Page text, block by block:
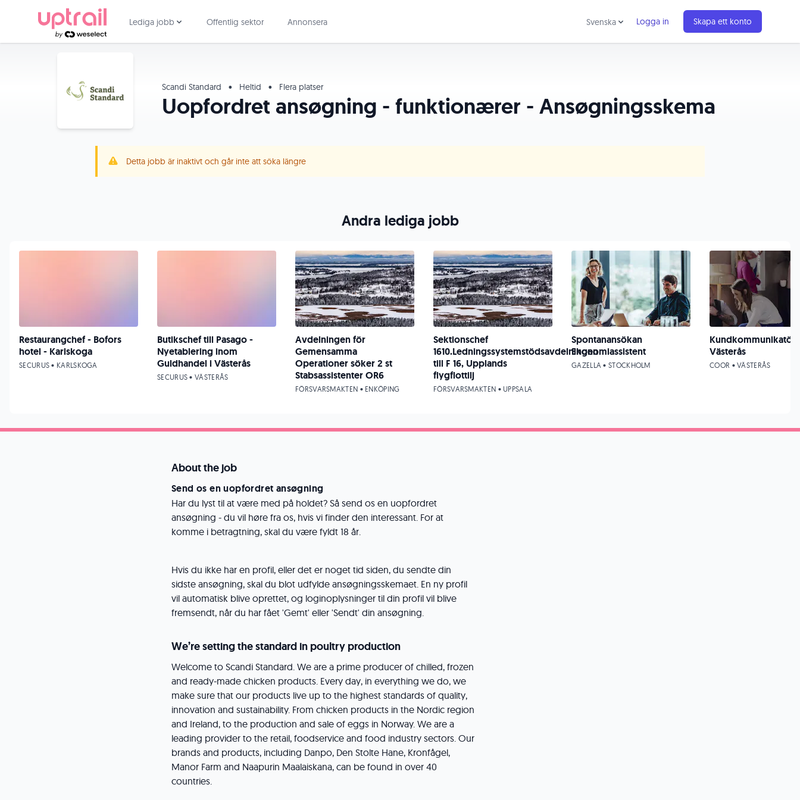
Lediga jobb Offentlig sektor Annonsera Svenska Logga in Skapa ett konto
Scandi Standard • Heltid • Flera platser
Uopfordret ansøgning - funktionærer - Ansøgningsskema
Detta jobb är inaktivt och går inte att söka längre
About the job
Send os en uopfordret ansøgning
Har du lyst til at være med på holdet? Så send os en uopfordret
ansøgning - du vil høre fra os, hvis vi finder den interessant. For at
komme i betragtning, skal du være fyldt 18 år.
Hvis du ikke har en profil, eller det er noget tid siden, du sendte din
sidste ansøgning, skal du blot udfylde ansøgningsskemaet. En ny profil
vil automatisk blive oprettet, og loginoplysninger til din profil vil blive
fremsendt, når du har fået 'Gemt' eller 'Sendt' din ansøgning.
We’re setting the standard in poultry production
Welcome to Scandi Standard. We are a prime producer of chilled, frozen
and ready-made chicken products. Every day, in everything we do, we
make sure that our products live up to the highest standards of quality,
innovation and sustainability. From chicken products in the Nordic region
and Ireland, to the production and sale of eggs in Norway. We are a
leading provider to the retail, foodservice and food industry sectors. Our
brands and products, including Danpo, Den Stolte Hane, Kronfågel,
Manor Farm and Naapurin Maalaiskana, can be found in over 40
countries.
Andra lediga jobb
Restaurangchef - Bofors
hotel - Karlskoga
SECURUS • KARLSKOGA
Butikschef till Pasago -
Nyetablering inom
Guldhandel i Västerås
SECURUS • VÄSTERÅS
Avdelningen för
Gemensamma
Operationer söker 2 st
Stabsassistenter OR6
FÖRSVARSMAKTEN • ENKÖPING
Sektionschef
1610.Ledningssystemstödsavdelningen
till F 16, Upplands
flygflottilj
FÖRSVARSMAKTEN • UPPSALA
Spontanansökan
Ekonomiassistent
GAZELLA • STOCKHOLM
Kundkommunikatör
Västerås
COOR • VÄSTERÅS